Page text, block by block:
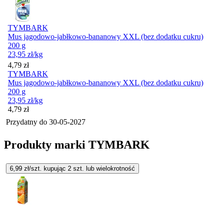
TYMBARK
Mus jagodowo-jabłkowo-bananowy XXL (bez dodatku cukru)
200 g
23,95 zł/kg
Cena
4,79 zł
TYMBARK
Mus jagodowo-jabłkowo-bananowy XXL (bez dodatku cukru)
200 g
23,95 zł/kg
Cena
4,79 zł
Przydatny do 30-05-2027
Produkty marki TYMBARK
6,99 zł/szt. kupując 2 szt. lub wielokrotność